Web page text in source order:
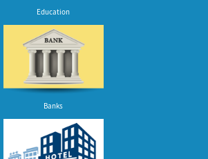
Education
Banks